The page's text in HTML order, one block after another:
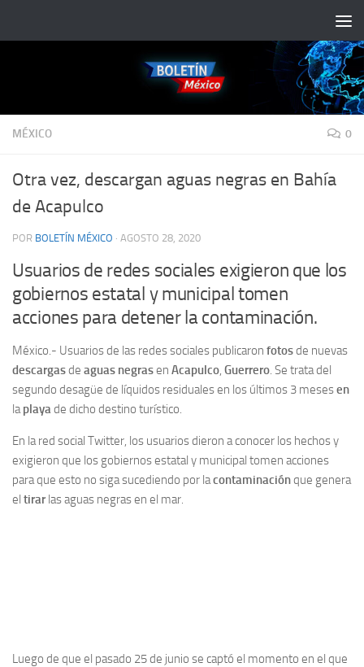
MÉXICO 0
Otra vez, descargan aguas negras en Bahía
de Acapulco
POR BOLETÍN MÉXICO · AGOSTO 28, 2020
Usuarios de redes sociales exigieron que los
gobiernos estatal y municipal tomen
acciones para detener la contaminación.
México.- Usuarios de las redes sociales publicaron fotosde nuevas
descargasde aguas negrasen Acapulco, Guerrero. Se trata del
segundo desagüe de líquidos residuales en los últimos 3 mesesen
laplayade dicho destino turístico.
En la red social Twitter, los usuarios dieron a conocer los hechos y
exigieron que los gobiernos estatal y municipal tomen acciones
para que esto no siga sucediendo por lacontaminaciónque genera
el tirarlas aguas negras en el mar.
Luego de que el pasado 25 de junio se captó el momento en el que